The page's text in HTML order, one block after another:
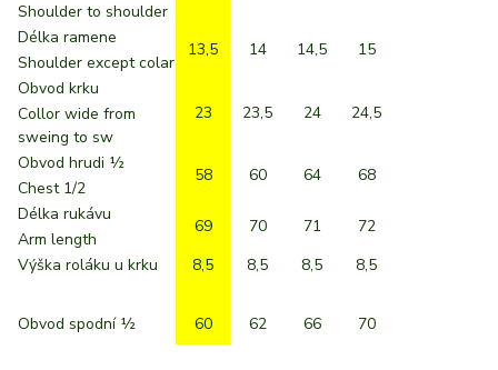
Shoulder to shoulder
Délka ramene
13,5 14 14,5 15
Shoulder except colar
Obvod krku
23
23,5 24 24,5
Collor wide from
sweing to sw
Obvod hrudi ½
58 60 64 68
Chest 1/2
Délka rukávu
69 70 71 72
Arm length
Výška roláku u krku
8,5 8,5 8,5 8,5
Obvod spodní ½ 60 62 66 70